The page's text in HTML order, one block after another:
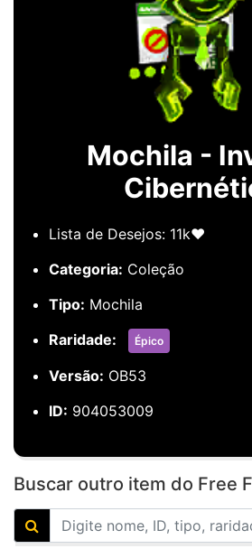
Mochila -
Lista de Desejos: 11k❤️
Categoria: Coleção
Tipo: Mochila
Raridade:
Épico
Versão: OB53
ID: 904053009
Buscar outro item do Free